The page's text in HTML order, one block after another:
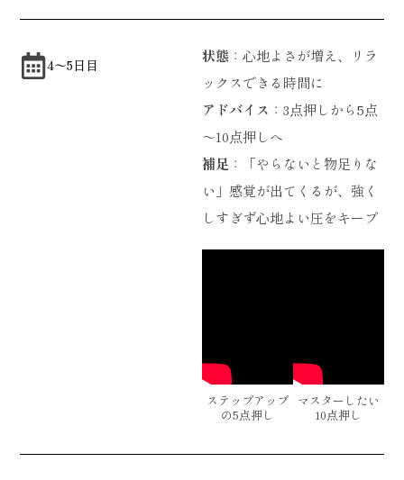
4〜5日目 状態 ：心地よさが増え、リラ
ックスできる時間に
アドバイス ：3点押しから5点
～10点押しへ
補足 ：「やらないと物足りな
い」感覚が出てくるが、強く
しすぎず心地よい圧をキープ
ステップアップ
の5点押し
マスターしたい
10点押し